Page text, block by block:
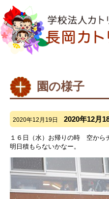
園の様子
2020年12月19日 2020年12月
１６日（水）お帰りの時 空か
明日積もらないかなー。